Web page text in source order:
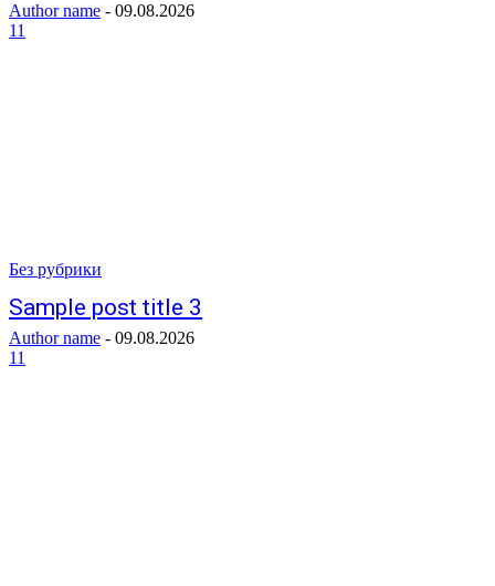
Author name - 09.08.2026
11
Без рубрики
Sample post title 3
Author name - 09.08.2026
11